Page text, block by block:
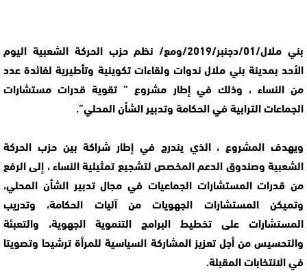
بني ملال/01/دجنبر/2019/ومع/ نظم حزب الحركة الشعبية اليوم
الأحد بمدينة بني ملال ندوات ولقاءات تكوينية وتأطيرية لفائدة عدد
من النساء ، وذلك في إطار مشروع ” تقوية قدرات مستشارات
الجماعات الترابية في الحكامة وتدبير الشأن المحلي”.
ويهدف المشروع ، الذي يندرج في إطار شراكة بين حزب الحركة
الشعبية وصندوق الدعم المخصص لتشجيع تمثيلية النساء ، إلى الرفع
من قدرات المستشارات الجماعيات في مجال تدبير الشأن المحلي،
وتميكن المستشارات الجهويات من آليات الحكامة، وتدريب
المستشارات على تخطيط البرامج التنموية الجهوية، والتعبئة
والتحسيس من أجل تعزيز المشاركة السياسية للمرأة ترشيحا وتصويتا
في الانتخابات المقبلة.